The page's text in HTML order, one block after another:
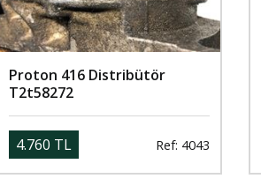
Proton 416 Distribütör
T2t58272
4.760 TL Ref: 4043